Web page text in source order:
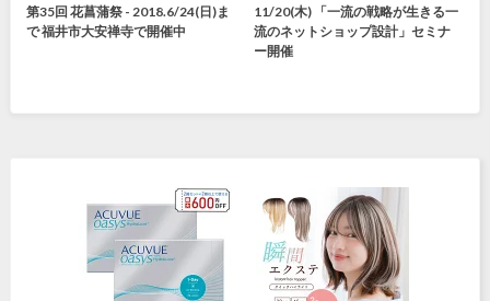
第35回 花菖蒲祭 - 2018.6/24(日)ま
で 福井市大安禅寺で開催中
11/20(木) 「一流の戦略が生きる一
流のネットショップ設計」セミナ
ー開催